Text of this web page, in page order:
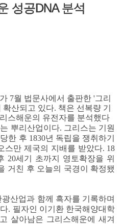
성공DNA 분석
7월 법문사에서 출판한 '그리
산되고 있다. 책은 선복량 기
스해운의 유전자를 분석했다
뿌리산업이다. 그리스는 기원
한 후 1830년 독립을 쟁취하기
스만 제국의 지배를 받았다. 18
20세기 초까지 영토확장을 위
거친 후 오늘의 국경이 확정됐
산업과 함께 흑자를 기록하며
. 필자인 이기환 한국해양대학
살아남은 그리스해운에 새겨